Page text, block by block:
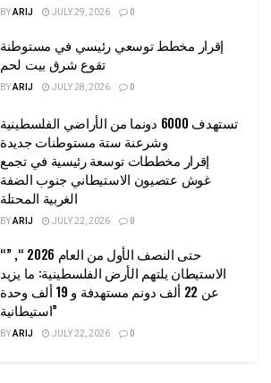
BYARIJ JULY 29, 2026 0
إقرار مخطط توسعي رئيسي في مستوطنة
تقوع شرق بيت لحم
BYARIJ JULY 28, 2026 0
تستهدف 6000 دونما من الأراضي الفلسطينية
وشرعنة ستة مستوطنات جديدة
إقرار مخططات توسعة رئيسية في تجمع
غوش عتصيون الاستيطاني جنوب الضفة
الغربية المحتلة
BYARIJ JULY 22, 2026 0
“حتى النصف الأول من العام 2026 “, ”
الاستيطان يلتهم الأرض الفلسطينية: ما يزيد
عن 22 ألف دونم مستهدفة و 19 ألف وحدة
استيطانية”
BYARIJ JULY 22, 2026 0